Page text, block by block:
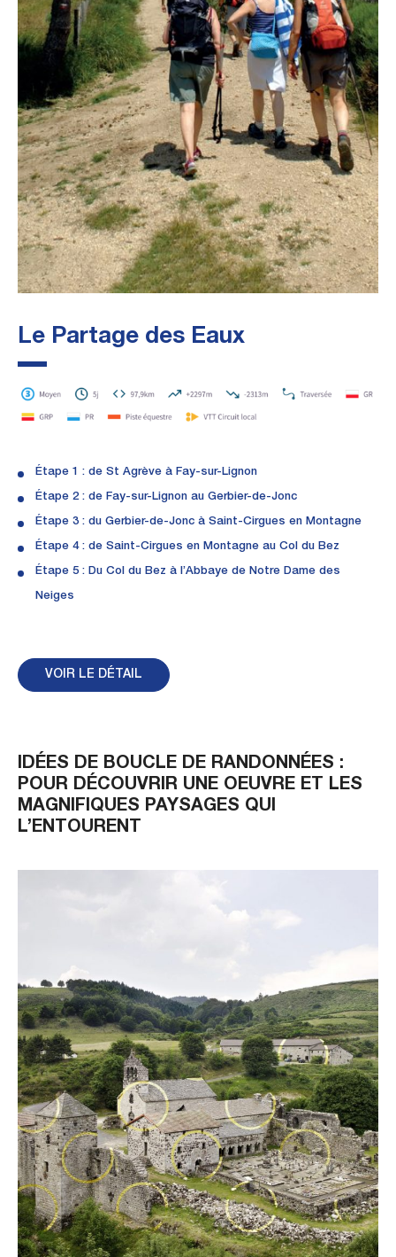
Le Partage des Eaux
Étape 1 : de St Agrève à Fay-sur-Lignon
Étape 2 : de Fay-sur-Lignon au Gerbier-de-Jonc
Étape 3 : du Gerbier-de-Jonc à Saint-Cirgues en Montagne
Étape 4 : de Saint-Cirgues en Montagne au Col du Bez
Étape 5 : Du Col du Bez à l’Abbaye de Notre Dame des
Neiges
VOIR LE DÉTAIL
IDÉES DE BOUCLE DE RANDONNÉES :
POUR DÉCOUVRIR UNE OEUVRE ET LES
MAGNIFIQUES PAYSAGES QUI
L’ENTOURENT